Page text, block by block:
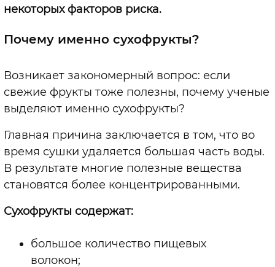
некоторых факторов риска.
Почему именно сухофрукты?
Возникает закономерный вопрос: если
свежие фрукты тоже полезны, почему ученые
выделяют именно сухофрукты?
Главная причина заключается в том, что во
время сушки удаляется большая часть воды.
В результате многие полезные вещества
становятся более концентрированными.
Сухофрукты содержат:
большое количество пищевых
волокон;